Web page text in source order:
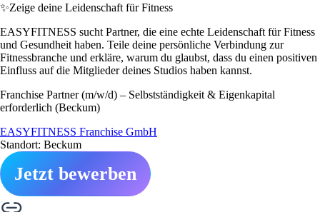
✨Zeige deine Leidenschaft für Fitness
EASYFITNESS sucht Partner, die eine echte Leidenschaft für Fitness
und Gesundheit haben. Teile deine persönliche Verbindung zur
Fitnessbranche und erkläre, warum du glaubst, dass du einen positiven
Einfluss auf die Mitglieder deines Studios haben kannst.
Franchise Partner (m/w/d) – Selbstständigkeit & Eigenkapital
erforderlich (Beckum)
EASYFITNESS Franchise GmbH
Standort: Beckum
Jetzt bewerben